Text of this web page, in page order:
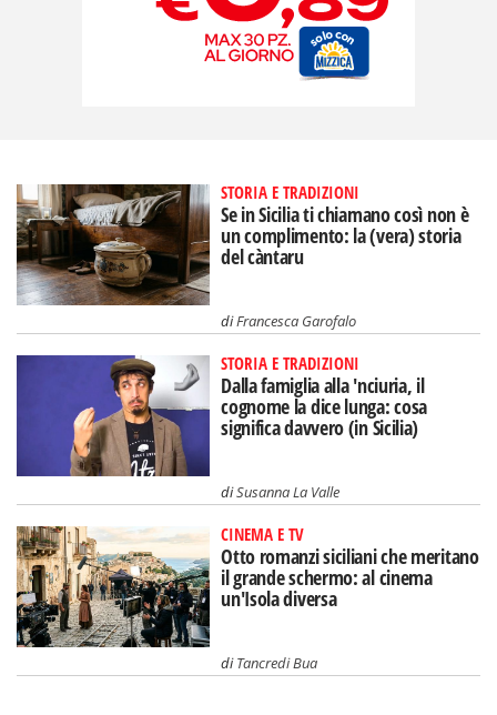
STORIA E TRADIZIONI
Se in Sicilia ti chiamano così non è
un complimento: la (vera) storia
del càntaru
diFrancesca Garofalo
STORIA E TRADIZIONI
Dalla famiglia alla 'nciuria, il
cognome la dice lunga: cosa
significa davvero (in Sicilia)
diSusanna La Valle
CINEMA E TV
Otto romanzi siciliani che meritano
il grande schermo: al cinema
un'Isola diversa
diTancredi Bua